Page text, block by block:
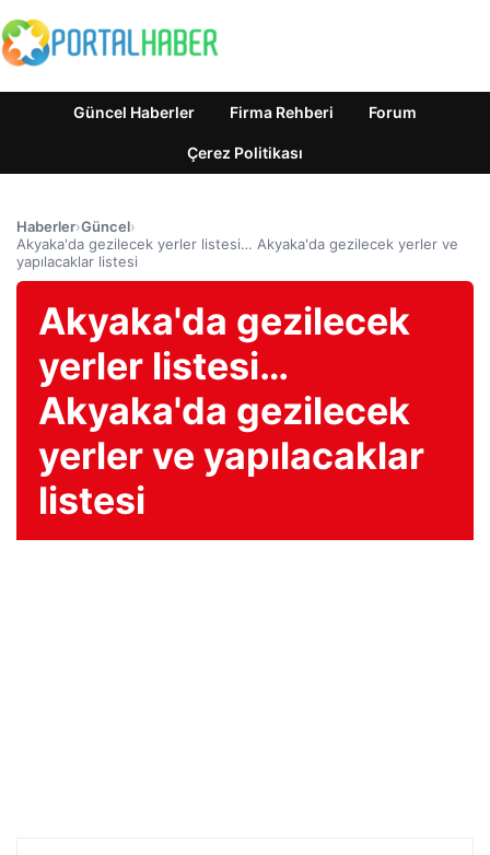
Güncel Haberler Firma Rehberi Forum
Çerez Politikası
Haberler›Güncel›
Akyaka'da gezilecek yerler listesi… Akyaka'da gezilecek yerler ve
yapılacaklar listesi
Akyaka'da gezilecek
yerler listesi…
Akyaka'da gezilecek
yerler ve yapılacaklar
listesi